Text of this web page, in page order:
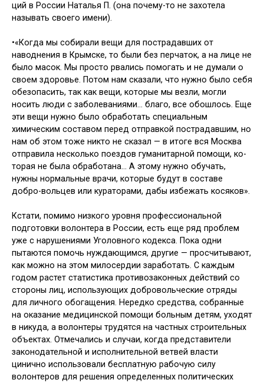
ций в России Наталья П. (она почему-то не захотела
называть своего имени).
•«Когда мы собирали вещи для по­страдавших от
наводнения в Крымске, то были без перчаток, а на лице не
было масок. Мы просто рвались по­могать и не думали о
своем здоровье. Потом нам сказали, что нужно было себя
обезопасить, так как вещи, ко­торые мы везли, могли
носить люди с заболеваниями… благо, все обошлось. Еще
эти вещи нужно было обработать специальным
химическим составом перед отправкой пострадавшим, но
нам об этом тоже никто не сказал — в итоге вся Москва
отправила несколь­ко поездов гуманитарной помощи, ко­
торая не была обработана… А этому нужно обучать,
нужны нормальные врачи, которые будут в составе
добро-вольцев или кураторами, дабы избе­жать косяков».
Кстати, помимо низкого уровня про­фессиональной
подготовки волонтера в России, есть еще ряд проблем
уже с на­рушениями Уголовного кодекса. Пока одни
пытаются помочь нуждающимся, другие — просчитывают,
как можно на этом милосердии заработать. С каж­дым
годом растет статистика противо­законных действий со
стороны лиц, использующих добровольческие отря­ды
для личного обогащения. Нередко средства, собранные
на оказание меди­цинской помощи больным детям, ухо­дят
в никуда, а волонтеры трудятся на частных строительных
объектах. Отме­чались и случаи, когда представители
законодательной и исполнительной ветвей власти
цинично использовали бесплатную рабочую силу
волонтеров для решения определенных политиче­ских